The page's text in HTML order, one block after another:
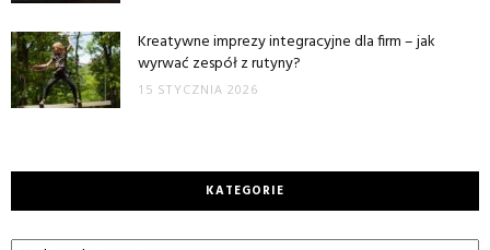
Kreatywne imprezy integracyjne dla firm – jak
wyrwać zespół z rutyny?
15 STYCZNIA 2026
KATEGORIE
Kategorie